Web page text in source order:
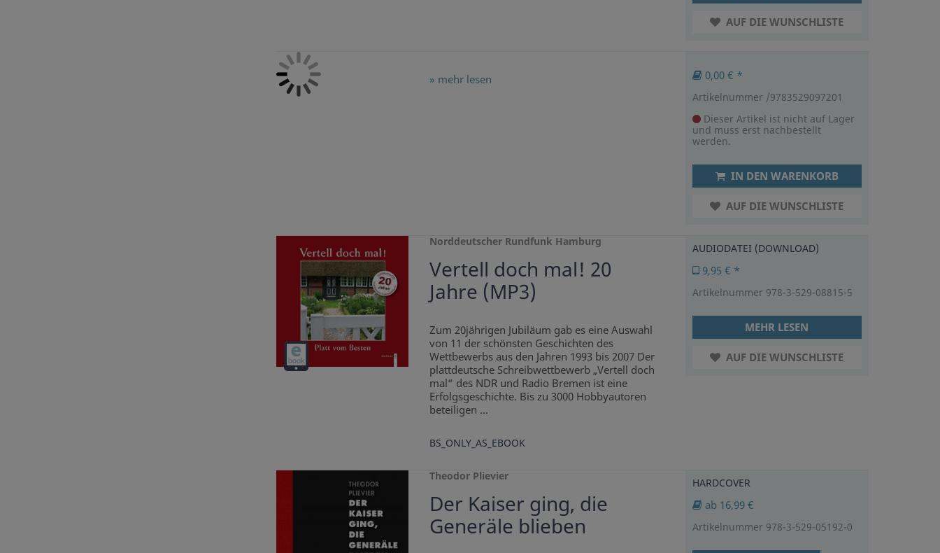
AUF DIE WUNSCHLISTE
» mehr lesen 0,00 € *
Artikelnummer /9783529097201
Dieser Artikel ist nicht auf Lager
und muss erst nachbestellt
werden.
IN DEN WARENKORB
AUF DIE WUNSCHLISTE
Audiodatei
(Download)
Norddeutscher Rundfunk Hamburg
Vertell doch mal! 20
Jahre (MP3)
Zum 20jährigen Jubiläum gab es eine Auswahl
von 11 der schönsten Geschichten des
Wettbewerbs aus den Jahren 1993 bis 2007 Der
plattdeutsche Schreibwettbewerb „Vertell doch
mal“ des NDR und Radio Bremen ist eine
Erfolgsgeschichte. Bis zu 3000 Hobbyautoren
beteiligen ...
BS_ONLY_AS_EBOOK
AUDIODATEI (DOWNLOAD)
9,95 € *
Artikelnummer 978-3-529-08815-5
MEHR LESEN
AUF DIE WUNSCHLISTE
Theodor Plievier
Der Kaiser ging, die
Generäle blieben
HARDCOVER
ab 16,99 €
Artikelnummer 978-3-529-05192-0